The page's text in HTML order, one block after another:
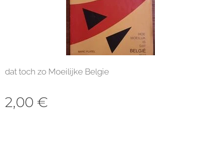
dat toch zo Moeilijke Belgie
2,00 €